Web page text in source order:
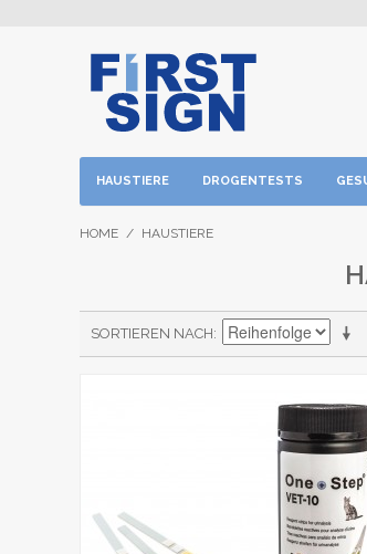
HAUSTIERE DROGENTESTS
HOME / HAUSTIERE
SORTIEREN NACH